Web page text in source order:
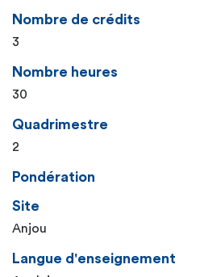
Nombre de crédits
3
Nombre heures
30
Quadrimestre
2
Pondération
Site
Anjou
Langue d'enseignement